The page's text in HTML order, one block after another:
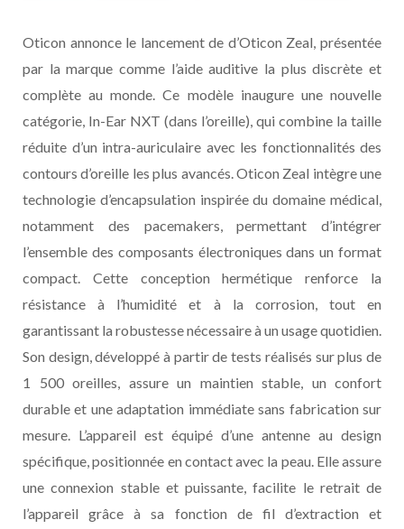
Oticon annonce le lancement de d’Oticon Zeal, présentée
par la marque comme l’aide auditive la plus discrète et
complète au monde. Ce modèle inaugure une nouvelle
catégorie, In-Ear NXT (dans l’oreille), qui combine la taille
réduite d’un intra-auriculaire avec les fonctionnalités des
contours d’oreille les plus avancés. Oticon Zeal intègre une
technologie d’encapsulation inspirée du domaine médical,
notamment des pacemakers, permettant d’intégrer
l’ensemble des composants électroniques dans un format
compact. Cette conception hermétique renforce la
résistance à l’humidité et à la corrosion, tout en
garantissant la robustesse nécessaire à un usage quotidien.
Son design, développé à partir de tests réalisés sur plus de
1 500 oreilles, assure un maintien stable, un confort
durable et une adaptation immédiate sans fabrication sur
mesure. L’appareil est équipé d’une antenne au design
spécifique, positionnée en contact avec la peau. Elle assure
une connexion stable et puissante, facilite le retrait de
l’appareil grâce à sa fonction de fil d’extraction et